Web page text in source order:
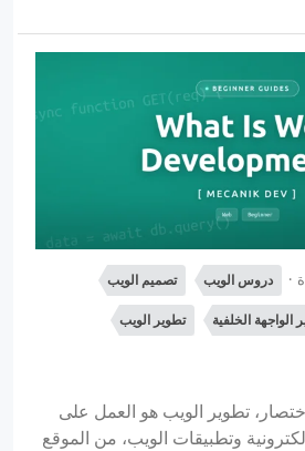
دروس الويب تصميم الويب
الواجهة الخلفية تطوير الويب
تطوير الويب هو العمل على
وتطبيقات الويب، من الموقع